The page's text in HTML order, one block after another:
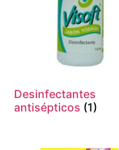
Desinfectantes
antisépticos (1)